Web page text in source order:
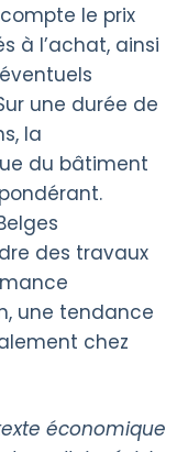
le prix
à l’achat, ainsi
une durée de
la
du bâtiment
des travaux
une tendance
chez
économique